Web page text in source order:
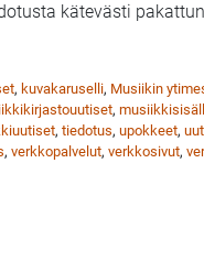
kätevästi
, kuvakaruselli, Musiikin
,
, tiedotus, upokkeet,
, verkkopalvelut, verkkosivut,